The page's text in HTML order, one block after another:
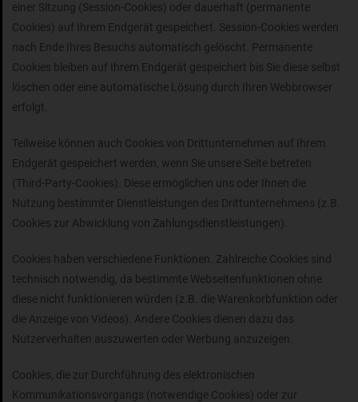
einer Sitzung (Session-Cookies) oder dauerhaft (permanente
Cookies) auf Ihrem Endgerät gespeichert. Session-Cookies werden
nach Ende Ihres Besuchs automatisch gelöscht. Permanente
Cookies bleiben auf Ihrem Endgerät gespeichert bis Sie diese selbst
löschen oder eine automatische Lösung durch Ihren Webbrowser
erfolgt.
Teilweise können auch Cookies von Drittunternehmen auf Ihrem
Endgerät gespeichert werden, wenn Sie unsere Seite betreten
(Third-Party-Cookies). Diese ermöglichen uns oder Ihnen die
Nutzung bestimmter Dienstleistungen des Drittunternehmens (z.B.
Cookies zur Abwicklung von Zahlungsdienstleistungen).
Cookies haben verschiedene Funktionen. Zahlreiche Cookies sind
technisch notwendig, da bestimmte Webseitenfunktionen ohne
diese nicht funktionieren würden (z.B. die Warenkorbfunktion oder
die Anzeige von Videos). Andere Cookies dienen dazu das
Nutzerverhalten auszuwerten oder Werbung anzuzeigen.
Cookies, die zur Durchführung des elektronischen
Kommunikationsvorgangs (notwendige Cookies) oder zur